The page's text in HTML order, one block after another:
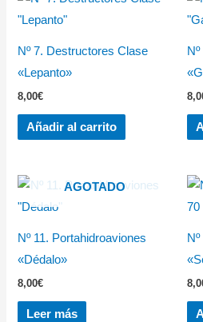
Nº 7. Destructores Clase
«Lepanto»
8,00€
Añadir al carrito
AGOTADO
Nº 11. Portahidroaviones
«Dédalo»
8,00€
Leer más